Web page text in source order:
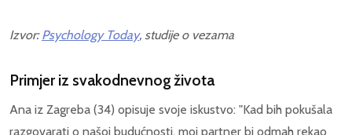
Izvor:Psychology Today, studije o vezama
Primjer iz svakodnevnog života
Ana iz Zagreba (34) opisuje svoje iskustvo: "Kad bih pokušala
razgovarati o našoj budućnosti, moj partner bi odmah rekao